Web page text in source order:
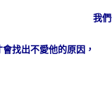
我
找出不愛他的原因，